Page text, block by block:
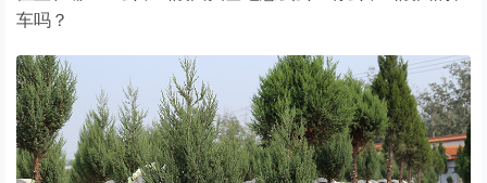
车吗？